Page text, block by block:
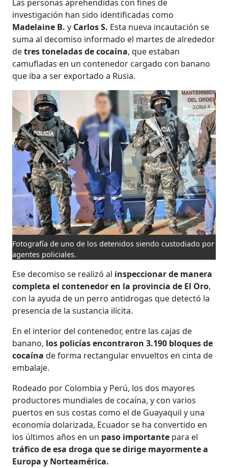
Las personas aprehendidas con fines de
investigación han sido identificadas como
Madelaine B.y Carlos S. Esta nueva incautación se
suma al decomiso informado el martes de alrededor
detres toneladas de cocaína, que estaban
camufladas en un contenedor cargado con banano
que iba a ser exportado a Rusia.
Fotografía de uno de los detenidos siendo custodiado por
agentes policiales.
Ese decomiso se realizó al inspeccionar de manera
completa el contenedor en la provincia de El Oro,
con la ayuda de un perro antidrogas que detectó la
presencia de la sustancia ilícita.
En el interior del contenedor, entre las cajas de
banano, los policías encontraron 3.190 bloques de
cocaínade forma rectangular envueltos en cinta de
embalaje.
Rodeado por Colombia y Perú, los dos mayores
productores mundiales de cocaína, y con varios
puertos en sus costas como el de Guayaquil y una
economía dolarizada, Ecuador se ha convertido en
los últimos años en un paso importante para el
tráfico de esa droga que se dirige mayormente a
Europa y Norteamérica.